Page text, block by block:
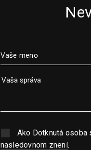
Vaše meno
Ako Dotknutá osoba
nasledovnom znení.